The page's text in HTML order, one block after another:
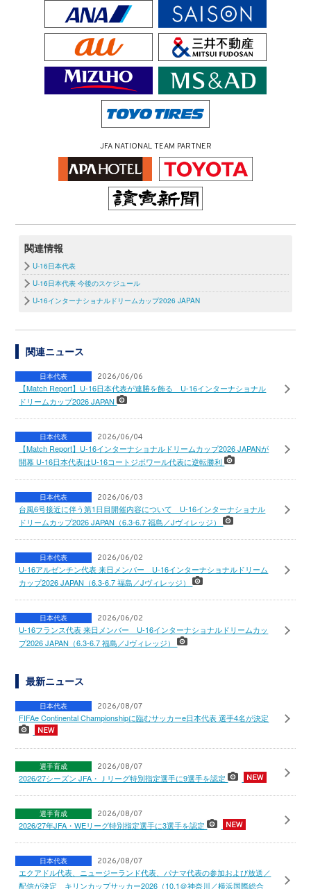
JFA NATIONAL TEAM PARTNER
関連情報
U-16日本代表
U-16日本代表 今後のスケジュール
U-16インターナショナルドリームカップ2026 JAPAN
関連ニュース
日本代表 2026/06/06
【Match Report】U-16日本代表が連勝を飾る U-16インターナショナル
ドリームカップ2026 JAPAN
日本代表 2026/06/04
【Match Report】U-16インターナショナルドリームカップ2026 JAPANが
開幕 U-16日本代表はU-16コートジボワール代表に逆転勝利
日本代表 2026/06/03
台風6号接近に伴う第1日目開催内容について U-16インターナショナル
ドリームカップ2026 JAPAN（6.3-6.7 福島／Jヴィレッジ）
日本代表 2026/06/02
U-16アルゼンチン代表 来日メンバー U-16インターナショナルドリーム
カップ2026 JAPAN（6.3-6.7 福島／Jヴィレッジ）
日本代表 2026/06/02
U-16フランス代表 来日メンバー U-16インターナショナルドリームカッ
プ2026 JAPAN（6.3-6.7 福島／Jヴィレッジ）
最新ニュース
日本代表 2026/08/07
FIFAe Continental Championshipに臨むサッカーe日本代表 選手4名が決定
選手育成 2026/08/07
2026/27シーズン JFA・Ｊリーグ特別指定選手に9選手を認定
選手育成 2026/08/07
2026/27年JFA・WEリーグ特別指定選手に3選手を認定
日本代表 2026/08/07
エクアドル代表、ニュージーランド代表、パナマ代表の参加および放送／
配信が決定 キリンカップサッカー2026（10.1＠神奈川／横浜国際総合